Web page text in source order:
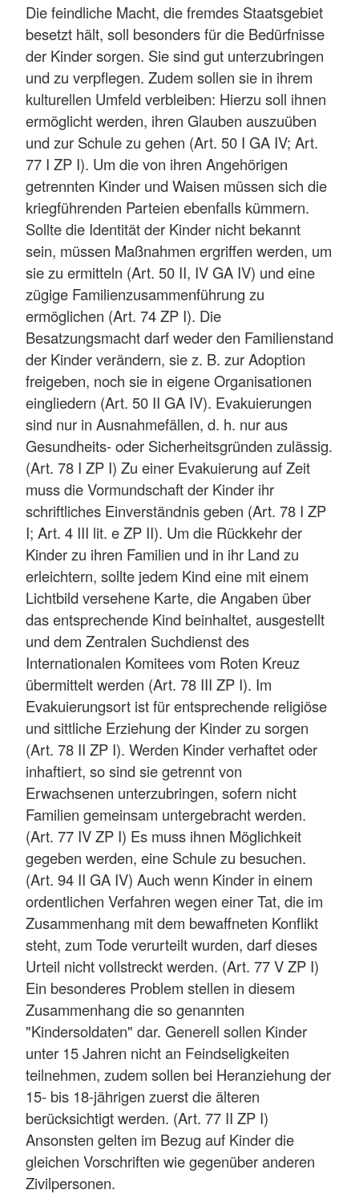
Die feindliche Macht, die fremdes Staatsgebiet
besetzt hält, soll besonders für die Bedürfnisse
der Kinder sorgen. Sie sind gut unterzubringen
und zu verpflegen. Zudem sollen sie in ihrem
kulturellen Umfeld verbleiben: Hierzu soll ihnen
ermöglicht werden, ihren Glauben auszuüben
und zur Schule zu gehen (Art. 50 I GA IV; Art.
77 I ZP I). Um die von ihren Angehörigen
getrennten Kinder und Waisen müssen sich die
kriegführenden Parteien ebenfalls kümmern.
Sollte die Identität der Kinder nicht bekannt
sein, müssen Maßnahmen ergriffen werden, um
sie zu ermitteln (Art. 50 II, IV GA IV) und eine
zügige Familienzusammenführung zu
ermöglichen (Art. 74 ZP I). Die
Besatzungsmacht darf weder den Familienstand
der Kinder verändern, sie z. B. zur Adoption
freigeben, noch sie in eigene Organisationen
eingliedern (Art. 50 II GA IV). Evakuierungen
sind nur in Ausnahmefällen, d. h. nur aus
Gesundheits- oder Sicherheitsgründen zulässig.
(Art. 78 I ZP I) Zu einer Evakuierung auf Zeit
muss die Vormundschaft der Kinder ihr
schriftliches Einverständnis geben (Art. 78 I ZP
I; Art. 4 III lit. e ZP II). Um die Rückkehr der
Kinder zu ihren Familien und in ihr Land zu
erleichtern, sollte jedem Kind eine mit einem
Lichtbild versehene Karte, die Angaben über
das entsprechende Kind beinhaltet, ausgestellt
und dem Zentralen Suchdienst des
Internationalen Komitees vom Roten Kreuz
übermittelt werden (Art. 78 III ZP I). Im
Evakuierungsort ist für entsprechende religiöse
und sittliche Erziehung der Kinder zu sorgen
(Art. 78 II ZP I). Werden Kinder verhaftet oder
inhaftiert, so sind sie getrennt von
Erwachsenen unterzubringen, sofern nicht
Familien gemeinsam untergebracht werden.
(Art. 77 IV ZP I) Es muss ihnen Möglichkeit
gegeben werden, eine Schule zu besuchen.
(Art. 94 II GA IV) Auch wenn Kinder in einem
ordentlichen Verfahren wegen einer Tat, die im
Zusammenhang mit dem bewaffneten Konflikt
steht, zum Tode verurteilt wurden, darf dieses
Urteil nicht vollstreckt werden. (Art. 77 V ZP I)
Ein besonderes Problem stellen in diesem
Zusammenhang die so genannten
"Kindersoldaten" dar. Generell sollen Kinder
unter 15 Jahren nicht an Feindseligkeiten
teilnehmen, zudem sollen bei Heranziehung der
15- bis 18-jährigen zuerst die älteren
berücksichtigt werden. (Art. 77 II ZP I)
Ansonsten gelten im Bezug auf Kinder die
gleichen Vorschriften wie gegenüber anderen
Zivilpersonen.